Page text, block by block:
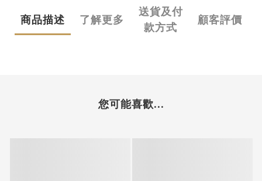
商品描述 了解更多
送貨及付
款方式
顧客評價
您可能喜歡...